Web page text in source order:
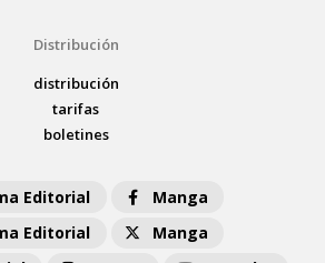
Distribución
distribución
tarifas
boletines
Editorial
Manga
Editorial
Manga